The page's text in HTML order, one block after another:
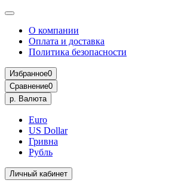
О компании
Оплата и доставка
Политика безопасности
Избранное0
Сравнение0
р. Валюта
Euro
US Dollar
Гривна
Рубль
Личный кабинет